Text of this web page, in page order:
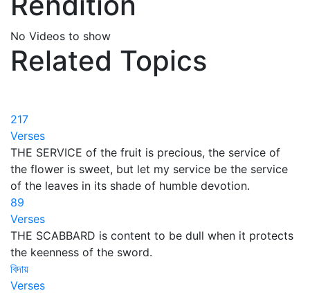
No Videos to show
Related Topics
217
Verses
THE SERVICE of the fruit is precious, the service of
the flower is sweet, but let my service be the service
of the leaves in its shade of humble devotion.
89
Verses
THE SCABBARD is content to be dull when it protects
the keenness of the sword.
বিদায়
Verses